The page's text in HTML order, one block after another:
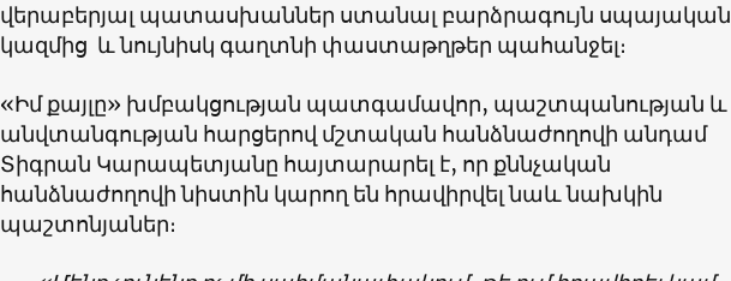
վերաբերյալ պատասխաններ ստանալ բարձրագույն սպայական
կազմից և նույնիսկ գաղտնի փաստաթղթեր պահանջել։
«Իմ քայլը» խմբակցության պատգամավոր, պաշտպանության և
անվտանգության հարցերով մշտական հանձնաժողովի անդամ
Տիգրան Կարապետյանը հայտարարել է, որ քննչական
հանձնաժողովի նիստին կարող են հրավիրվել նաև նախկին
պաշտոնյաներ։